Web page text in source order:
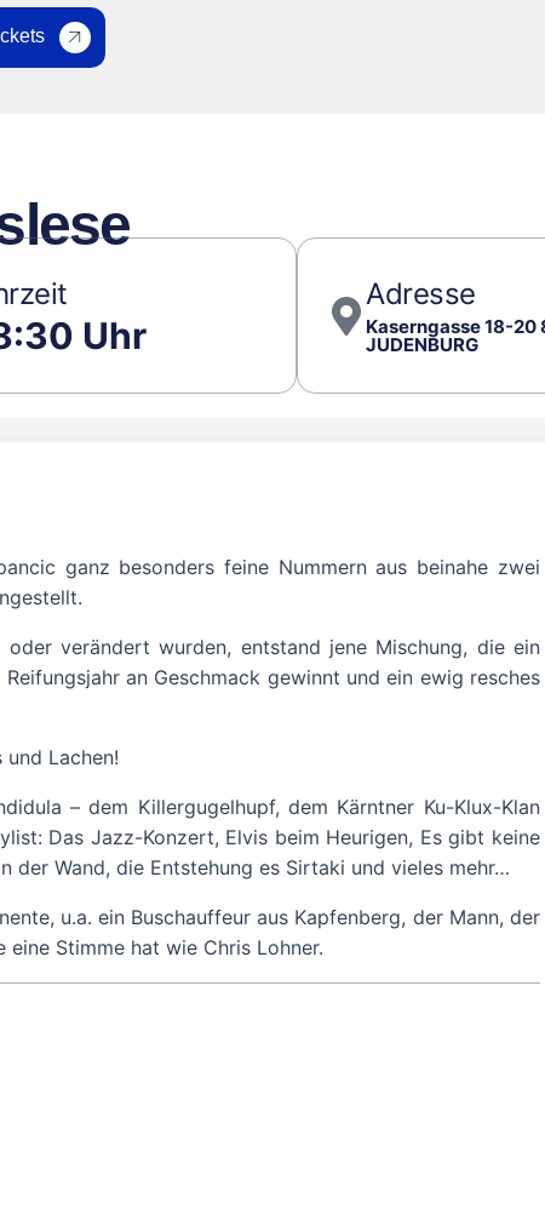
Uhr
Adresse
Kaserngasse 18-20
JUDENBURG
ganz besonders feine Nummern aus beinahe zwei
verändert wurden, entstand jene Mischung, die ein
an Geschmack gewinnt und ein ewig resches
und Lachen!
– dem Killergugelhupf, dem Kärntner Ku-Klux-Klan
Das Jazz-Konzert, Elvis beim Heurigen, Es gibt keine
der Wand, die Entstehung es Sirtaki und vieles mehr…
u.a. ein Buschauffeur aus Kapfenberg, der Mann, der
Stimme hat wie Chris Lohner.